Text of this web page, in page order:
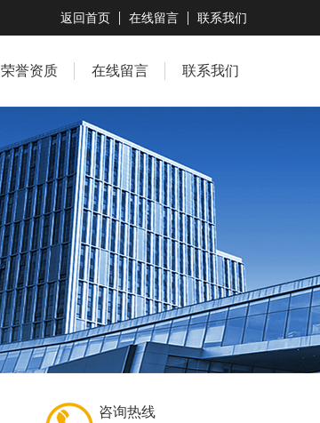
返回首页 在线留言 联系我们
荣誉资质 在线留言 联系我们
咨询热线